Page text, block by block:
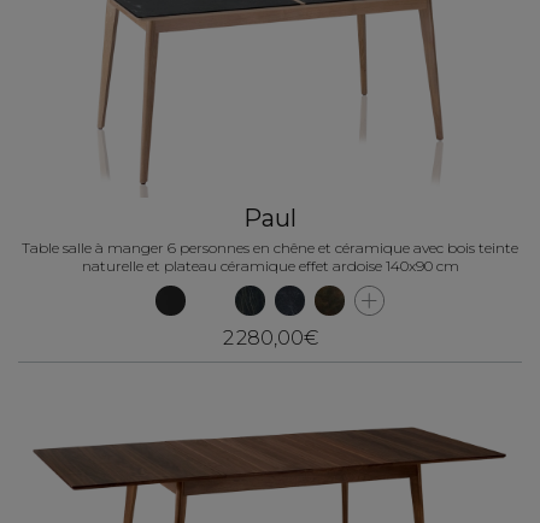
Paul
Table salle à manger 6 personnes en chêne et céramique avec bois teinte
naturelle et plateau céramique effet ardoise 140x90 cm
2 280,00€